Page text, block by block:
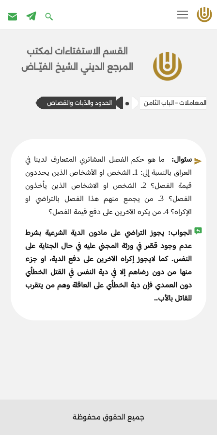
القسم الاستفتاءات ل​​مكتب
المرج​ع الديني الشيخ الفيّــاض
المعاملات – الباب الثامن الحدود والدّيات والقصاص
سئوال: ما هو حكم الفصل العشائري المتعارف لدينا في
العراق بالنسبة إلى: 1ـ الشخص او الأشخاص الذين يحددون
قيمة الفصل؟ 2ـ الشخص او الاشخاص الذين يأخذون
الفصل؟ 3ـ من يجمع منهم هذا الفصل بالتراضي او
الإكراه؟ 4ـ من يكره الآخرين على دفع قيمة الفصل؟
الجواب: يجوز التراضي على مادون الدية الشرعية بشرط
عدم وجود قصّر في ورثة المجني عليه في حال الجناية على
النفس. كما لايجوز إكراه الآخرين على دفع الدية، او جزء
منها من دون رضاهم إلا في دية النفس في القتل الخطأي
دون العمدي فإن دية الخطأي على العاقلة وهم من يتقرب
للقاتل بالأب..
جميع الحقوق محفوظة